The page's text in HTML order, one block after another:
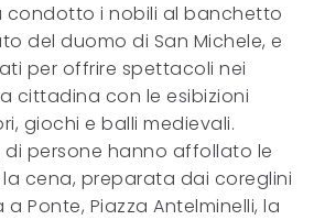
i nobili al banchetto
del duomo di San Michele, e
per offrire spettacoli nei
cittadina con le esibizioni
giochi e balli medievali.
persone hanno affollato le
cena, preparata dai coreglini
Ponte, Piazza Antelminelli, la